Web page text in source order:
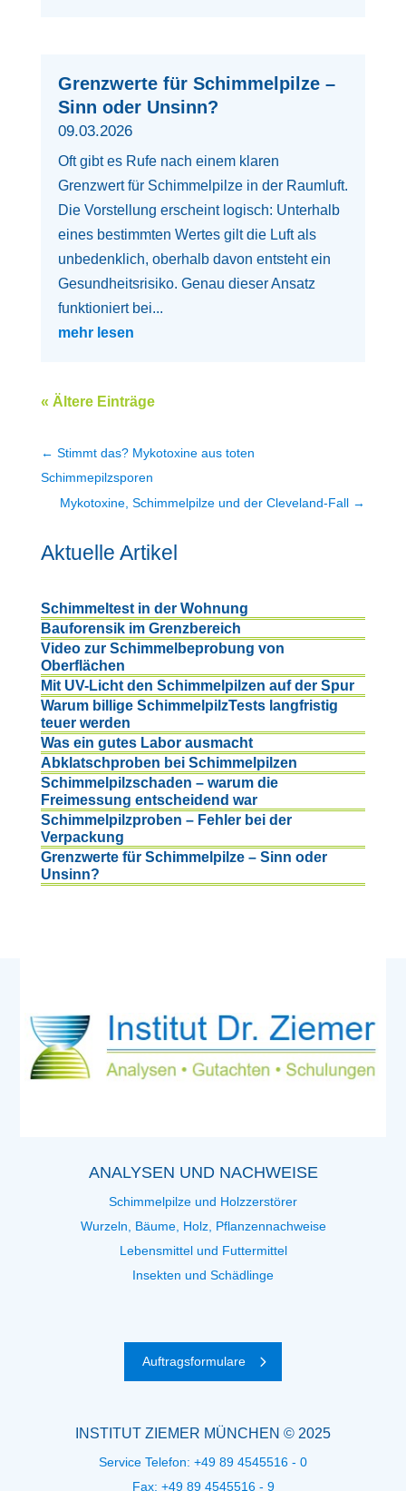
Grenzwerte für Schimmelpilze –
Sinn oder Unsinn?
09.03.2026
Oft gibt es Rufe nach einem klaren
Grenzwert für Schimmelpilze in der Raumluft.
Die Vorstellung erscheint logisch: Unterhalb
eines bestimmten Wertes gilt die Luft als
unbedenklich, oberhalb davon entsteht ein
Gesundheitsrisiko. Genau dieser Ansatz
funktioniert bei...
mehr lesen
« Ältere Einträge
← Stimmt das? Mykotoxine aus toten
Schimmepilzsporen
Mykotoxine, Schimmelpilze und der Cleveland-Fall →
Aktuelle Artikel
Schimmeltest in der Wohnung
Bauforensik im Grenzbereich
Video zur Schimmelbeprobung von
Oberflächen
Mit UV-Licht den Schimmelpilzen auf der Spur
Warum billige SchimmelpilzTests langfristig
teuer werden
Was ein gutes Labor ausmacht
Abklatschproben bei Schimmelpilzen
Schimmelpilzschaden – warum die
Freimessung entscheidend war
Schimmelpilzproben – Fehler bei der
Verpackung
Grenzwerte für Schimmelpilze – Sinn oder
Unsinn?
ANALYSEN UND NACHWEISE
Schimmelpilze und Holzzerstörer
Wurzeln, Bäume, Holz, Pflanzennachweise
Lebensmittel und Futtermittel
Insekten und Schädlinge
Auftragsformulare
INSTITUT ZIEMER MÜNCHEN © 2025
Service Telefon: +49 89 4545516 - 0
Fax: +49 89 4545516 - 9